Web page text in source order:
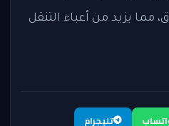
يزيد من أعباء التنقل
تليجرام